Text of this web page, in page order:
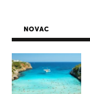
NOVAC